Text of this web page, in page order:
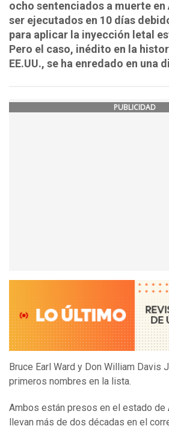
ocho sentenciados a muerte en
ser ejecutados en 10 días
para aplicar la inyección letal
Pero el caso, inédito en la
EE.UU., se ha enredado en una
PUBLICIDAD
Bruce Earl Ward y Don William Davis
primeros nombres en la lista.
Ambos están presos en el estado de
llevan más de dos décadas en el